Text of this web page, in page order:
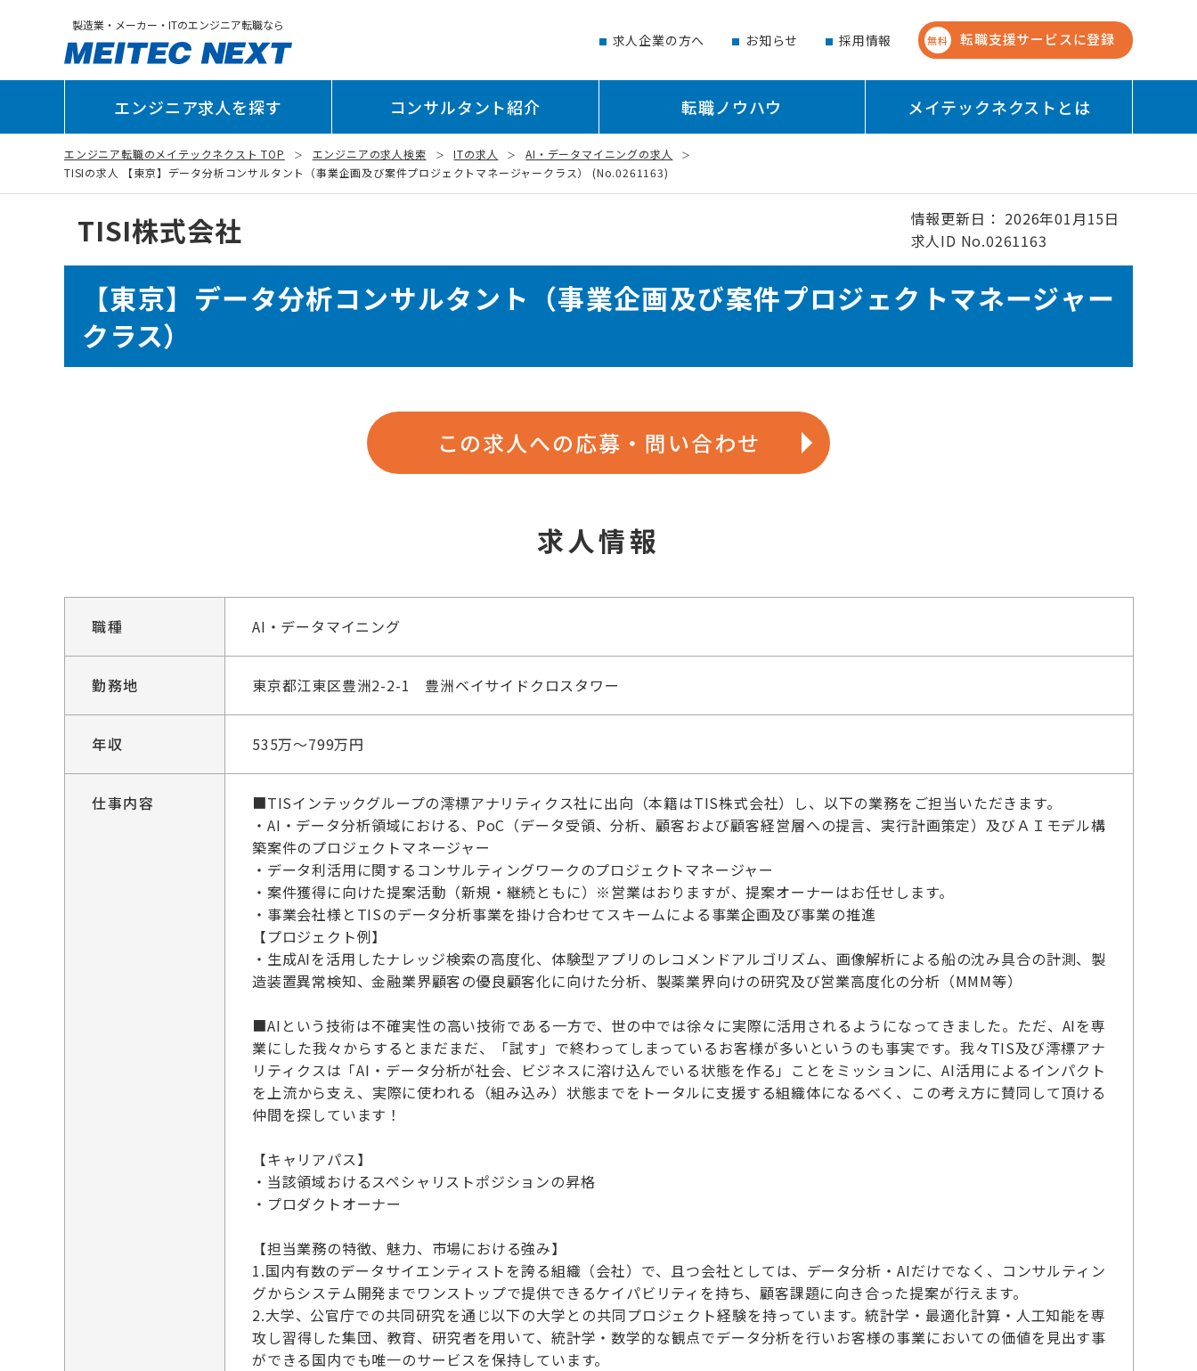
製造業・メーカー・ITのエンジニア転職なら
求人企業の方へ お知らせ 採用情報 無料 転職支援サービスに登録
エンジニア求人を探す コンサルタント紹介 転職ノウハウ メイテックネクストとは
エンジニア転職のメイテックネクスト TOP エンジニアの求人検索 ITの求人
AI・データマイニングの求人
TISIの求人 【東京】データ分析コンサルタント（事業企画及び案件プロジェクトマネージャークラス） (No.0261163)
TISI株式会社
情報更新日： 2026年01月15日
求人ID No.0261163
【東京】データ分析コンサルタント（事業企画及び案件プロジェクトマネージャー
クラス）
この求人への応募・問い合わせ
求人情報
職種 AI・データマイニング
勤務地 東京都江東区豊洲2-2-1 豊洲ベイサイドクロスタワー
年収 535万～799万円
仕事内容
■TISインテックグループの澪標アナリティクス社に出向（本籍はTIS株式会社）し、以下の業務をご担当いただきます。
・AI・データ分析領域における、PoC（データ受領、分析、顧客および顧客経営層への提言、実行計画策定）及びＡＩモデル構
築案件のプロジェクトマネージャー
・データ利活用に関するコンサルティングワークのプロジェクトマネージャー
・案件獲得に向けた提案活動（新規・継続ともに）※営業はおりますが、提案オーナーはお任せします。
・事業会社様とTISのデータ分析事業を掛け合わせてスキームによる事業企画及び事業の推進
【プロジェクト例】
・生成AIを活用したナレッジ検索の高度化、体験型アプリのレコメンドアルゴリズム、画像解析による船の沈み具合の計測、製
造装置異常検知、金融業界顧客の優良顧客化に向けた分析、製薬業界向けの研究及び営業高度化の分析（MMM等）
■AIという技術は不確実性の高い技術である一方で、世の中では徐々に実際に活用されるようになってきました。ただ、AIを専
業にした我々からするとまだまだ、「試す」で終わってしまっているお客様が多いというのも事実です。我々TIS及び澪標アナ
リティクスは「AI・データ分析が社会、ビジネスに溶け込んでいる状態を作る」ことをミッションに、AI活用によるインパクト
を上流から支え、実際に使われる（組み込み）状態までをトータルに支援する組織体になるべく、この考え方に賛同して頂ける
仲間を探しています！
【キャリアパス】
・当該領域おけるスペシャリストポジションの昇格
・プロダクトオーナー
【担当業務の特徴、魅力、市場における強み】
1.国内有数のデータサイエンティストを誇る組織（会社）で、且つ会社としては、データ分析・AIだけでなく、コンサルティン
グからシステム開発までワンストップで提供できるケイパビリティを持ち、顧客課題に向き合った提案が行えます。
2.大学、公官庁での共同研究を通じ以下の大学との共同プロジェクト経験を持っています。統計学・最適化計算・人工知能を専
攻し習得した集団、教育、研究者を用いて、統計学・数学的な観点でデータ分析を行いお客様の事業においての価値を見出す事
ができる国内でも唯一のサービスを保持しています。